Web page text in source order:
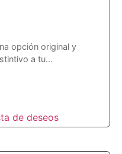
opción original y
a tu...
de deseos